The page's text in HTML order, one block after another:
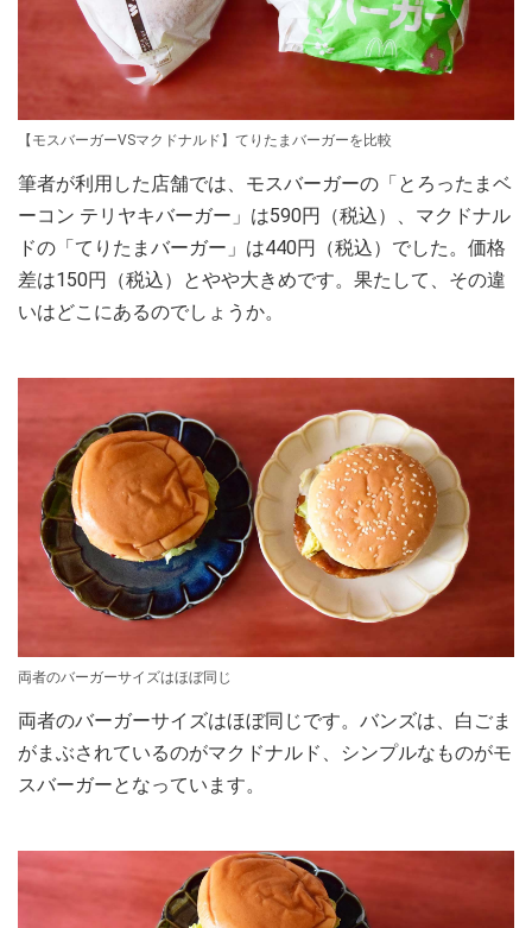
【モスバーガーVSマクドナルド】てりたまバーガーを比較
筆者が利用した店舗では、モスバーガーの「とろったまベ
ーコン テリヤキバーガー」は590円（税込）、マクドナル
ドの「てりたまバーガー」は440円（税込）でした。価格
差は150円（税込）とやや大きめです。果たして、その違
いはどこにあるのでしょうか。
両者のバーガーサイズはほぼ同じ
両者のバーガーサイズはほぼ同じです。バンズは、白ごま
がまぶされているのがマクドナルド、シンプルなものがモ
スバーガーとなっています。